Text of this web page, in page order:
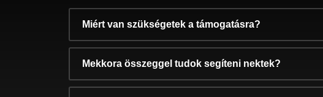
Miért van szükségetek a támogatásra?
Mekkora összeggel tudok segíteni nektek?